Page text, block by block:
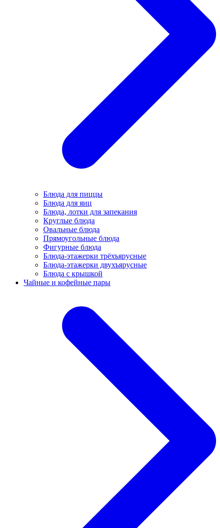
Блюда для пиццы
Блюда для яиц
Блюда, лотки для запекания
Круглые блюда
Овальные блюда
Прямоугольные блюда
Фигурные блюда
Блюда-этажерки трёхъярусные
Блюда-этажерки двухъярусные
Блюда с крышкой
Чайные и кофейные пары